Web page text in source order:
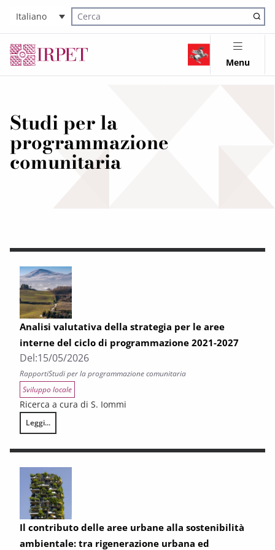
Italiano
Cerca nel sito
Menu
Studi per la
programmazione
comunitaria
Analisi valutativa della strategia per le aree
interne del ciclo di programmazione 2021-2027
Del:15/05/2026
RapportiStudi per la programmazione comunitaria
Sviluppo locale
Ricerca a cura di S. Iommi
Leggi...
Analisi valutativa della strategia per le aree interne del ciclo di
Il contributo delle aree urbane alla sostenibilità
ambientale: tra rigenerazione urbana ed